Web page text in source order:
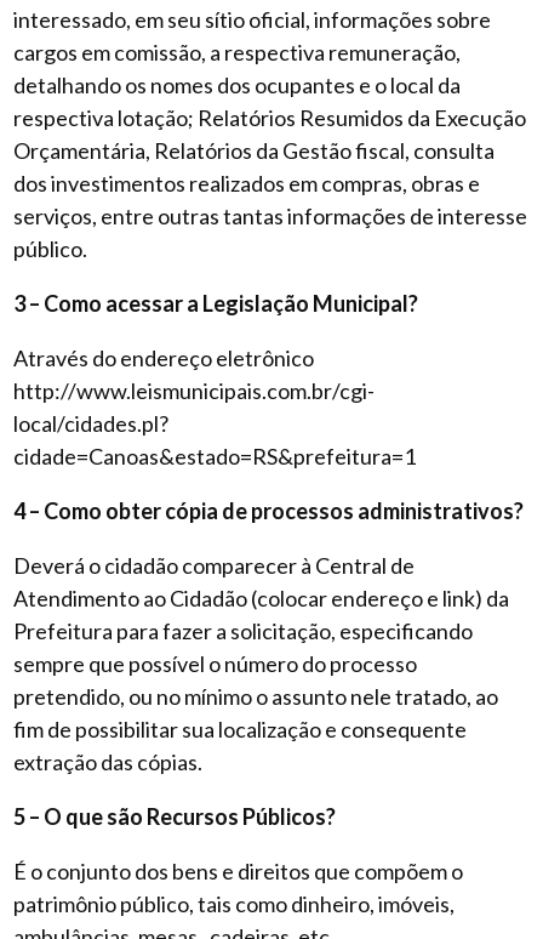
interessado, em seu sítio oficial, informações sobre
cargos em comissão, a respectiva remuneração,
detalhando os nomes dos ocupantes e o local da
respectiva lotação; Relatórios Resumidos da Execução
Orçamentária, Relatórios da Gestão fiscal, consulta
dos investimentos realizados em compras, obras e
serviços, entre outras tantas informações de interesse
público.
3 – Como acessar a Legislação Municipal?
Através do endereço eletrônico
http://www.leismunicipais.com.br/cgi-
local/cidades.pl?
cidade=Canoas&estado=RS&prefeitura=1
4 – Como obter cópia de processos administrativos?
Deverá o cidadão comparecer à Central de
Atendimento ao Cidadão (colocar endereço e link) da
Prefeitura para fazer a solicitação, especificando
sempre que possível o número do processo
pretendido, ou no mínimo o assunto nele tratado, ao
fim de possibilitar sua localização e consequente
extração das cópias.
5 – O que são Recursos Públicos?
É o conjunto dos bens e direitos que compõem o
patrimônio público, tais como dinheiro, imóveis,